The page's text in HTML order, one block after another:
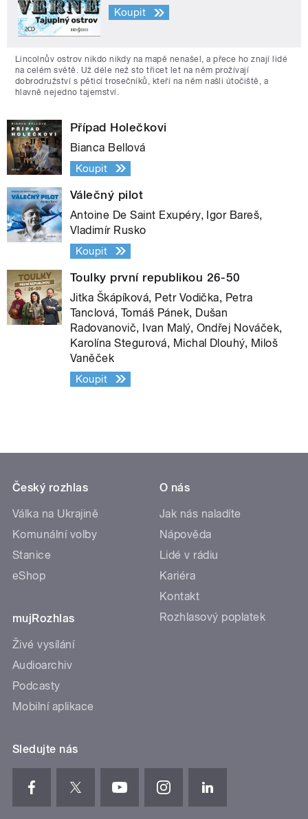
Koupit
Lincolnův ostrov nikdo nikdy na mapě nenašel, a přece ho znají lidé
na celém světě. Už déle než sto třicet let na něm prožívají
dobrodružství s pěticí trosečníků, kteří na něm našli útočiště, a
hlavně nejedno tajemství.
Případ Holečkovi
Bianca Bellová
Koupit
Válečný pilot
Antoine De Saint Exupéry, Igor Bareš,
Vladimír Rusko
Koupit
Toulky první republikou 26-50
Jitka Škápíková, Petr Vodička, Petra
Tanclová, Tomáš Pánek, Dušan
Radovanovič, Ivan Malý, Ondřej Nováček,
Karolína Stegurová, Michal Dlouhý, Miloš
Vaněček
Koupit
Český rozhlas
Válka na Ukrajině
Komunální volby
Stanice
eShop
mujRozhlas
Živé vysílání
Audioarchiv
Podcasty
Mobilní aplikace
O nás
Jak nás naladíte
Nápověda
Lidé v rádiu
Kariéra
Kontakt
Rozhlasový poplatek
Sledujte nás